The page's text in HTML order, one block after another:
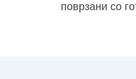
поврзани со